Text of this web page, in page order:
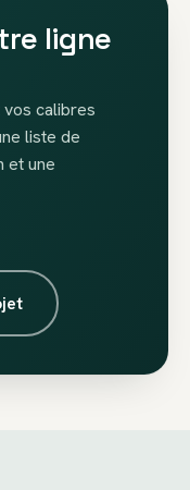
ligne
calibres
liste de
et une